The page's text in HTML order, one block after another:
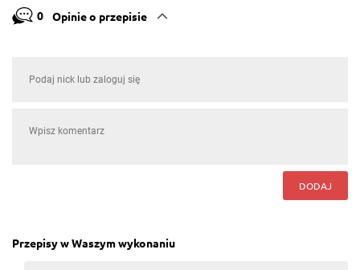
0 Opinie o przepisie
DODAJ
Przepisy w Waszym wykonaniu